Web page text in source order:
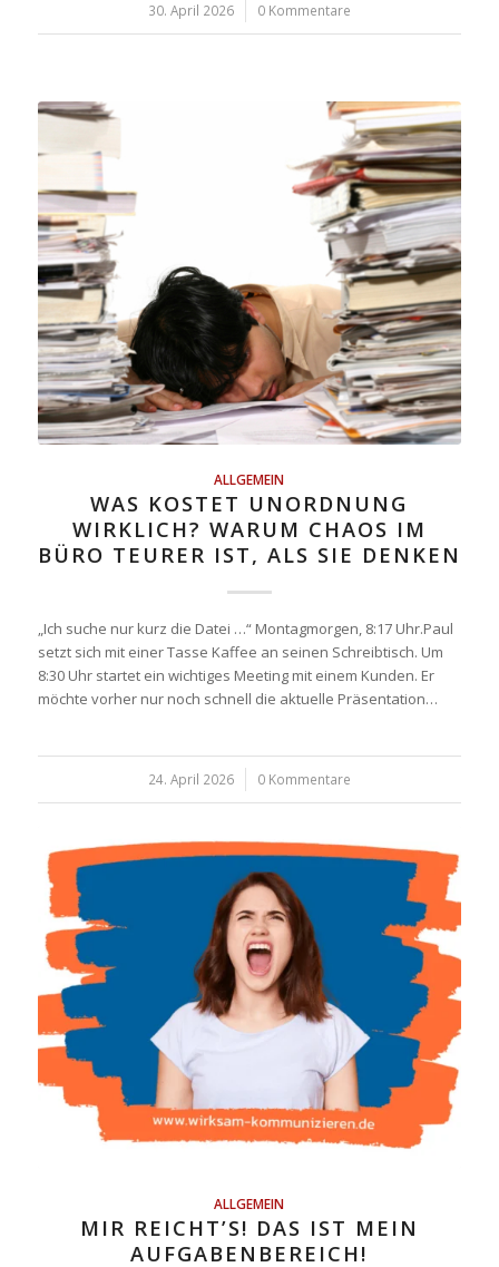
30. April 2026
/ 0 Kommentare
ALLGEMEIN
WAS KOSTET UNORDNUNG
WIRKLICH? WARUM CHAOS IM
BÜRO TEURER IST, ALS SIE DENKEN
„Ich suche nur kurz die Datei …“ Montagmorgen, 8:17 Uhr.Paul
setzt sich mit einer Tasse Kaffee an seinen Schreibtisch. Um
8:30 Uhr startet ein wichtiges Meeting mit einem Kunden. Er
möchte vorher nur noch schnell die aktuelle Präsentation…
24. April 2026
/ 0 Kommentare
ALLGEMEIN
MIR REICHT’S! DAS IST MEIN
AUFGABENBEREICH!